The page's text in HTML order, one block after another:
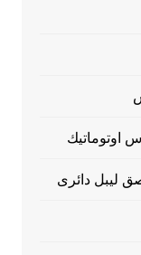
اوتوماتيك
ليبل دائرى